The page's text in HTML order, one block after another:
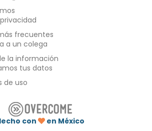
frecuentes
a un colega
la información
tus datos
de uso
con
en México